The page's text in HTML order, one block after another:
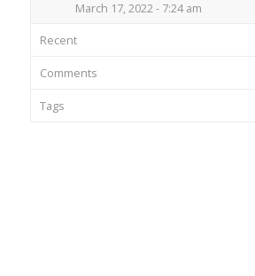
March 17, 2022 - 7:24 am
Recent
Comments
Tags